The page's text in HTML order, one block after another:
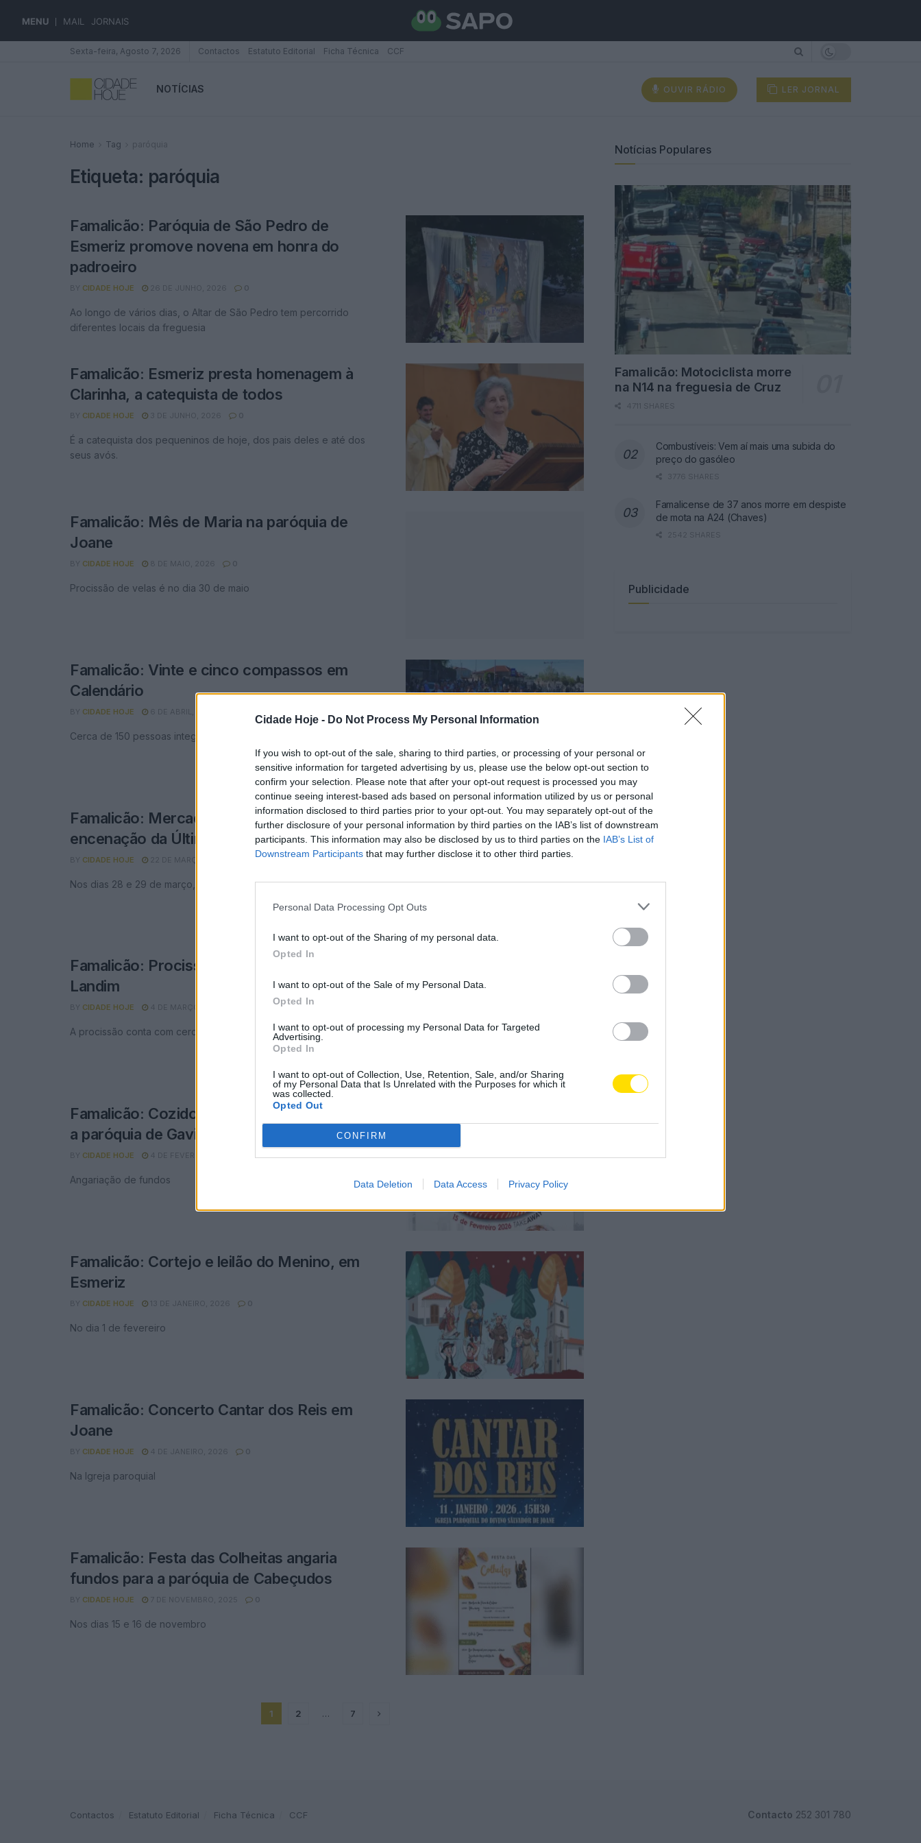
Cidade Hoje - Do Not Process My Personal Information
If you wish to opt-out of the sale, sharing to third parties, or processing of your personal or
sensitive information for targeted advertising by us, please use the below opt-out section to
confirm your selection. Please note that after your opt-out request is processed you may
continue seeing interest-based ads based on personal information utilized by us or personal
information disclosed to third parties prior to your opt-out. You may separately opt-out of the
further disclosure of your personal information by third parties on the IAB’s list of downstream
participants. This information may also be disclosed by us to third parties on the IAB’s List of
Downstream Participants that may further disclose it to other third parties.
Personal Data Processing Opt Outs
I want to opt-out of the Sharing of my personal data.
Opted In
I want to opt-out of the Sale of my Personal Data.
Opted In
I want to opt-out of processing my Personal Data for Targeted
Advertising.
Opted In
I want to opt-out of Collection, Use, Retention, Sale, and/or Sharing
of my Personal Data that Is Unrelated with the Purposes for which it
was collected.
Opted Out
CONFIRM
Data Deletion Data Access Privacy Policy
MENU MAIL JORNAIS
Sexta-feira, Agosto 7, 2026 Contactos Estatuto Editorial Ficha Técnica CCF
NOTÍCIAS OUVIR RÁDIO LER JORNAL
Home Tag paróquia
Etiqueta: paróquia
Famalicão: Paróquia de São Pedro de
Esmeriz promove novena em honra do
padroeiro
BY CIDADE HOJE 26 DE JUNHO, 2026 0
Ao longo de vários dias, o Altar de São Pedro tem percorrido
diferentes locais da freguesia
Famalicão: Esmeriz presta homenagem à
Clarinha, a catequista de todos
BY CIDADE HOJE 3 DE JUNHO, 2026 0
É a catequista dos pequeninos de hoje, dos pais deles e até dos
seus avós.
Famalicão: Mês de Maria na paróquia de
Joane
BY CIDADE HOJE 8 DE MAIO, 2026 0
Procissão de velas é no dia 30 de maio
Famalicão: Vinte e cinco compassos em
Calendário
BY CIDADE HOJE 6 DE ABRIL, 2026
Cerca de 150 pessoas integraram os vários compassos.
Famalicão: Mercado Nazareno e a
encenação da Última Ceia em Novais
BY CIDADE HOJE 22 DE MARÇO, 2026
Nos dias 28 e 29 de março, no adro da igreja.
Famalicão: Procissão dos Santos Passos em
Landim
BY CIDADE HOJE 4 DE MARÇO, 2026
A procissão conta com cerca de 150 figurados.
Famalicão: Cozido à Portuguesa para ajudar
a paróquia de Gavião
BY CIDADE HOJE 4 DE FEVEREIRO, 2026 0
Angariação de fundos
Famalicão: Cortejo e leilão do Menino, em
Esmeriz
BY CIDADE HOJE 13 DE JANEIRO, 2026 0
No dia 1 de fevereiro
Famalicão: Concerto Cantar dos Reis em
Joane
BY CIDADE HOJE 4 DE JANEIRO, 2026 0
Na Igreja paroquial
Famalicão: Festa das Colheitas angaria
fundos para a paróquia de Cabeçudos
BY CIDADE HOJE 7 DE NOVEMBRO, 2025 0
Nos dias 15 e 16 de novembro
1 2 … 7
Notícias Populares
Famalicão: Motociclista morre
na N14 na freguesia de Cruz
4711 SHARES
Combustíveis: Vem aí mais uma subida do
preço do gasóleo
3776 SHARES
Famalicense de 37 anos morre em despiste
de mota na A24 (Chaves)
2542 SHARES
Publicidade
Contactos Estatuto Editorial Ficha Técnica CCF Contacto 252 301 780